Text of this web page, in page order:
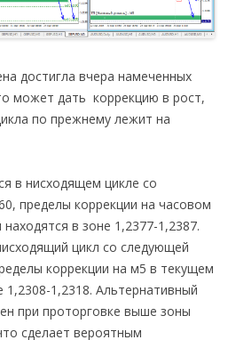
достигла вчера намеченных
может дать коррекцию в рост,
по прежнему лежит на
в нисходящем цикле со
пределы коррекции на часовом
в зоне 1,2377-1,2387.
цикл со следующей
коррекции на м5 в текущем
1,2318. Альтернативный
при проторговке выше зоны
сделает вероятным